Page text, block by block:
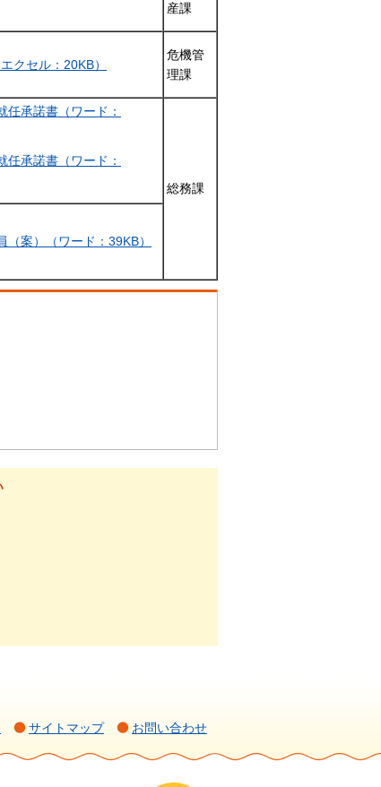
産課
クセル：20KB）
危機管
理課
承諾書（ワード：
承諾書（ワード：
総務課
案）（ワード：39KB）
サイトマップ お問い合わせ